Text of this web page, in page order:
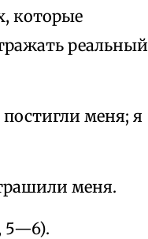
которые
реальный
меня; я
меня.
5—6).